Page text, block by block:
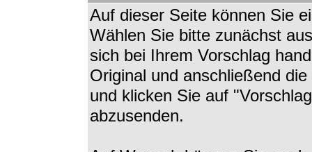
Auf dieser Seite können Sie
Wählen Sie bitte zunächst
sich bei Ihrem Vorschlag
Original und anschließend
und klicken Sie auf
abzusenden.